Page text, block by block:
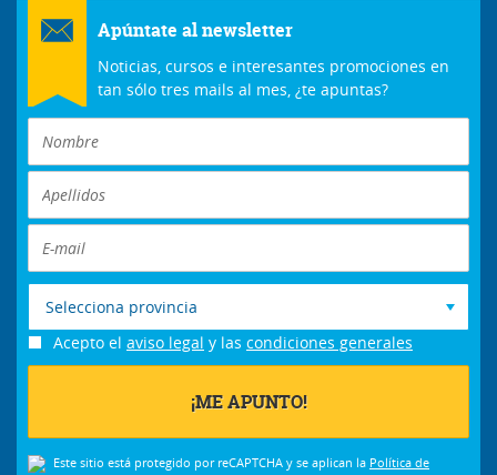
Apúntate al newsletter
Noticias, cursos e interesantes promociones en
tan sólo tres mails al mes, ¿te apuntas?
Selecciona provincia
Acepto el aviso legal y las condiciones generales
Este sitio está protegido por reCAPTCHA y se aplican la Política de